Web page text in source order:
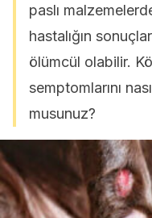
paslı
hastalığın
ölümcül olabilir.
semptomlarını
musunuz?